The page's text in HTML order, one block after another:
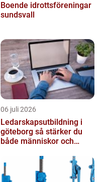
Boende idrottsföreningar
sundsvall
06 juli 2026
Ledarskapsutbildning i
göteborg så stärker du
både människor och